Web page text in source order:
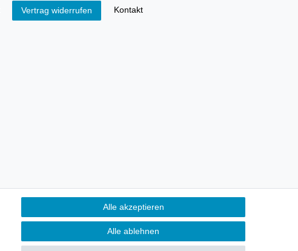
Vertrag widerrufen Kontakt
Alle akzeptieren
Alle ablehnen